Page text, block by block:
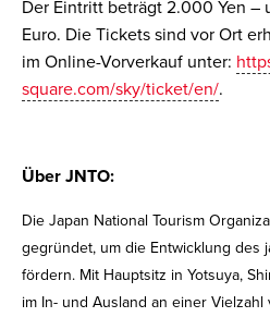
Der Eintritt beträgt 2.000 Yen –
Euro. Die Tickets sind vor Ort
im Online-Vorverkauf unter:
square.com/sky/ticket/en/.
Über JNTO:
Die Japan National Tourism
gegründet, um die Entwicklung des
fördern. Mit Hauptsitz in Yotsuya,
im In- und Ausland an einer